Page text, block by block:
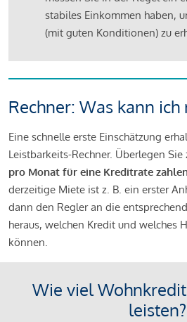
stabiles Einkommen haben,
(mit guten Konditionen) zu
Rechner: Was kann ich
Eine schnelle erste Einschätzung
Leistbarkeits-Rechner. Überlegen Sie
pro Monat für eine Kreditrate
derzeitige Miete ist z. B. ein erster
dann den Regler an die
heraus, welchen Kredit und welches
können.
Wie viel
leisten?